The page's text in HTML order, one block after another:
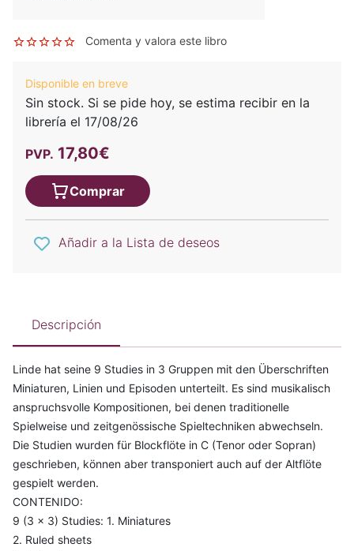
Comenta y valora este libro
Disponible en breve
Sin stock. Si se pide hoy, se estima recibir en la
librería el 17/08/26
PVP. 17,80€
Comprar
Añadir a la Lista de deseos
Descripción
Linde hat seine 9 Studies in 3 Gruppen mit den Überschriften
Miniaturen, Linien und Episoden unterteilt. Es sind musikalisch
anspruchsvolle Kompositionen, bei denen traditionelle
Spielweise und zeitgenössische Spieltechniken abwechseln.
Die Studien wurden für Blockflöte in C (Tenor oder Sopran)
geschrieben, können aber transponiert auch auf der Altflöte
gespielt werden.
CONTENIDO:
9 (3 x 3) Studies: 1. Miniatures
2. Ruled sheets